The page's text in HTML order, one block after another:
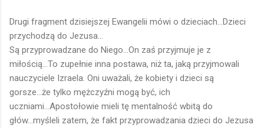
Drugi fragment dzisiejszej Ewangelii mówi o dzieciach...Dzieci
przychodzą do Jezusa...
Są przyprowadzane do Niego...On zaś przyjmuje je z
miłością...To zupełnie inna postawa, niż ta, jaką przyjmowali
nauczyciele Izraela. Oni uważali, że kobiety i dzieci są
gorsze...że tylko mężczyźni mogą być, ich
uczniami...Apostołowie mieli tę mentalność wbitą do
głów...myśleli zatem, że fakt przyprowadzania dzieci do Jezusa